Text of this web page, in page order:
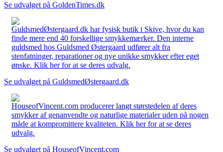
Se udvalget på GoldenTimes.dk
GuldsmedØstergaard.dk har fysisk butik i Skive, hvor du kan
finde mere end 40 forskellige smykkemærker. Den interne
guldsmed hos Guldsmed Østergaard udfører alt fra
stenfatninger, reparationer og nye unikke smykker efter eget
ønske. Klik her for at se deres udvalg.
Se udvalget på GuldsmedØstergaard.dk
HouseofVincent.com producerer langt størstedelen af deres
smykker af genanvendte og naturlige materialer uden på nogen
måde at kompromittere kvaliteten. Klik her for at se deres
udvalg.
Se udvalget på HouseofVincent.com